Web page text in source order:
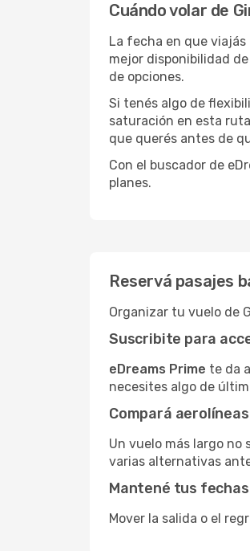
Cuándo volar de
La fecha en que
mejor disponibilidad
de opciones.
Si tenés algo de
saturación en esta
que querés antes de
Con el buscador de
planes.
Reservá pasajes
Organizar tu vuelo de
Suscribite para
eDreams Prime te da
necesites algo de
Compará
Un vuelo más largo no
varias alternativas
Mantené tus
Mover la salida o el